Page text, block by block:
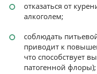
отказаться от
алкоголем;
соблюдать
приводит к
что способствует
патогенной флоры);